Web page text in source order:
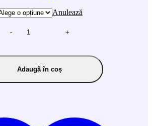
Anulează
- +
Adaugă în coș